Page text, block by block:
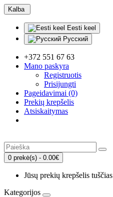
Kalba
Eesti keel
Русский
+372 551 67 63
Mano paskyra
Registruotis
Prisijungti
Pageidavimai (0)
Prekių krepšelis
Atsiskaitymas
0 prekė(s) - 0.00€
Jūsų prekių krepšelis tuščias
Kategorijos